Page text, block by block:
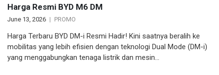
Harga Resmi BYD M6 DM
June 13, 2026 PROMO
Harga Terbaru BYD DM-i Resmi Hadir! Kini saatnya beralih ke
mobilitas yang lebih efisien dengan teknologi Dual Mode (DM-i)
yang menggabungkan tenaga listrik dan mesin…